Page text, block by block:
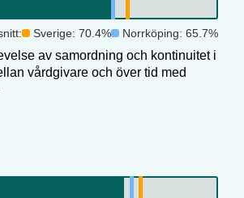
Sverige: 70.4% Norrköping: 65.7%
av samordning och kontinuitet i
vårdgivare och över tid med